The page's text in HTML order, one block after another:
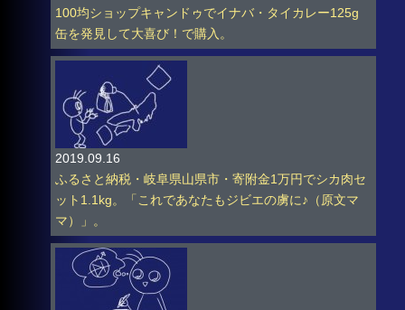
100均ショップキャンドゥでイナバ・タイカレー125g
缶を発見して大喜び！で購入。
2019.09.16
ふるさと納税・岐阜県山県市・寄附金1万円でシカ肉セ
ット1.1kg。「これであなたもジビエの虜に♪（原文マ
マ）」。